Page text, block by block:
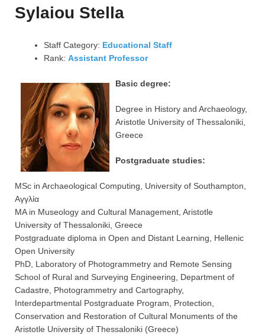
Sylaiou Stella
Staff Category: Educational Staff
Rank: Assistant Professor
Basic degree:
Degree in History and Archaeology,
Aristotle University of Thessaloniki,
Greece
Postgraduate studies:
MSc in Archaeological Computing, University of Southampton,
Αγγλία
MA in Museology and Cultural Management, Aristotle
University of Thessaloniki, Greece
Postgraduate diploma in Open and Distant Learning, Hellenic
Open University
PhD, Laboratory of Photogrammetry and Remote Sensing
School of Rural and Surveying Engineering, Department of
Cadastre, Photogrammetry and Cartography,
Interdepartmental Postgraduate Program, Protection,
Conservation and Restoration of Cultural Monuments of the
Aristotle University of Thessaloniki (Greece)